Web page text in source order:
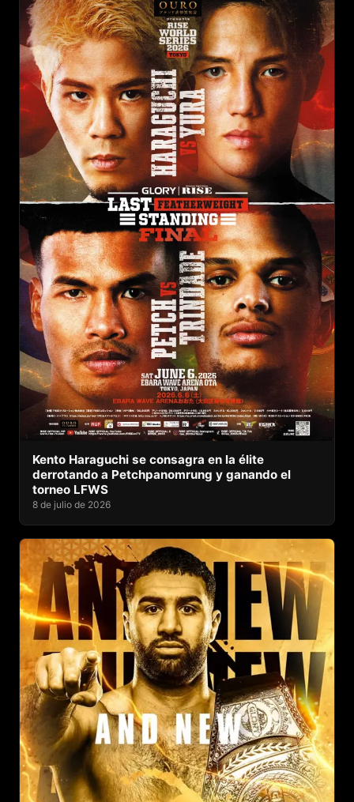
Kento Haraguchi se consagra en la élite
derrotando a Petchpanomrung y ganando el
torneo LFWS
8 de julio de 2026